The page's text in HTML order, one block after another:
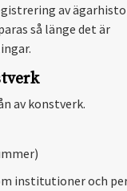
av
så länge det är
av konstverk.
institutioner och